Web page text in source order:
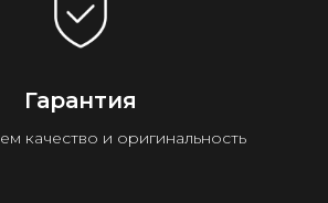
Гарантия
качество и оригинальность